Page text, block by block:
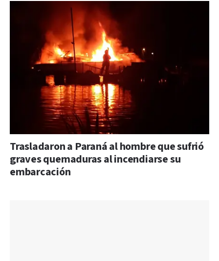
Trasladaron a Paraná al hombre que sufrió
graves quemaduras al incendiarse su
embarcación